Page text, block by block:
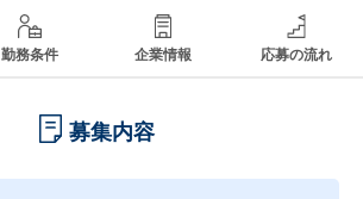
勤務条件 企業情報 応募の流れ
募集内容